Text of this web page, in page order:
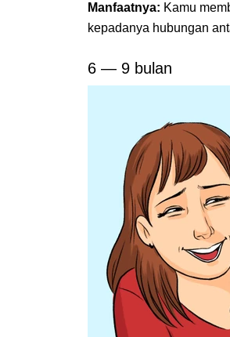
Manfaatnya: Kamu
kepadanya hubungan
6 — 9 bulan